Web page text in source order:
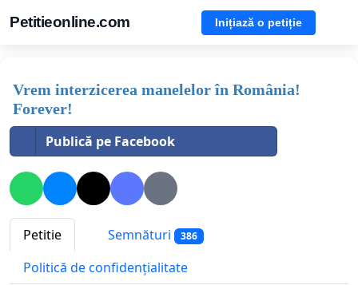
Petitieonline.com Inițiază o petiție
Vrem interzicerea manelelor în România!
Forever!
Publică pe Facebook
Petitie Semnături 386
Politică de confidențialitate